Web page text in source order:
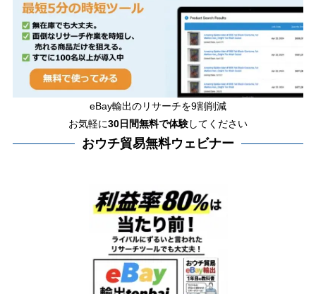
eBay輸出のリサーチを9割削減
お気軽に30日間無料で体験してください
おウチ貿易無料ウェビナー